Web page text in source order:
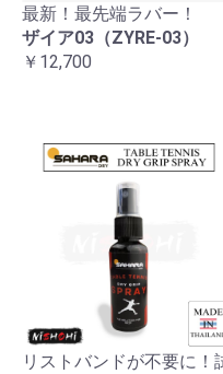
最新！最先端ラバー！
ザイア03（ZYRE-03）
￥12,700
リストバンドが不要に！